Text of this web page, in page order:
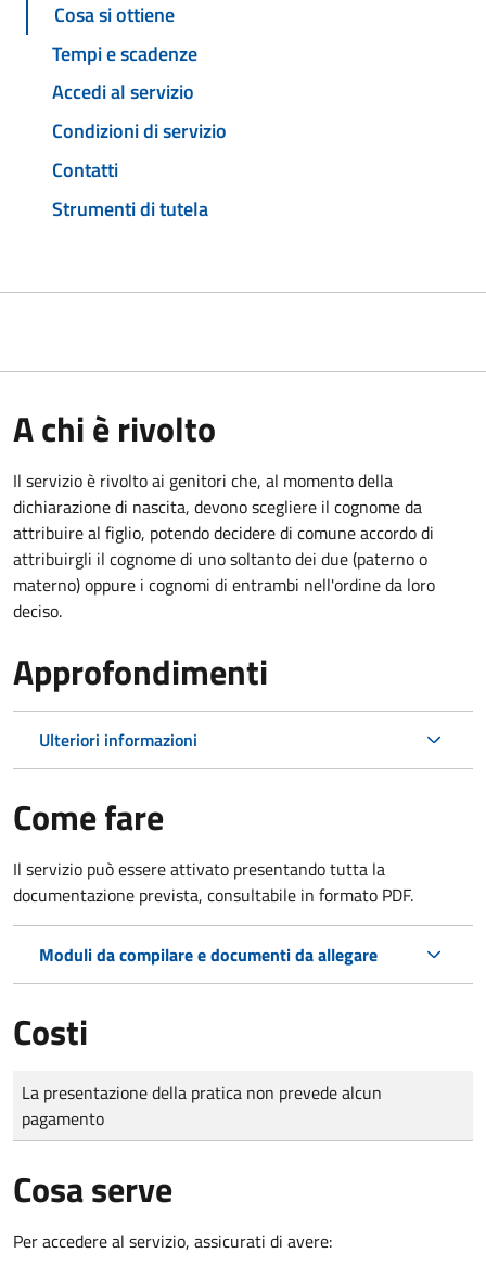
Cosa si ottiene
Tempi e scadenze
Accedi al servizio
Condizioni di servizio
Contatti
Strumenti di tutela
A chi è rivolto
Il servizio è rivolto ai genitori che, al momento della
dichiarazione di nascita, devono scegliere il cognome da
attribuire al figlio, potendo decidere di comune accordo di
attribuirgli il cognome di uno soltanto dei due (paterno o
materno) oppure i cognomi di entrambi nell'ordine da loro
deciso.
Approfondimenti
Ulteriori informazioni
Come fare
Il servizio può essere attivato presentando tutta la
documentazione prevista, consultabile in formato PDF.
Moduli da compilare e documenti da allegare
Costi
Tipo di pagamento
Importo
La presentazione della pratica non prevede alcun
pagamento
Cosa serve
Per accedere al servizio, assicurati di avere: